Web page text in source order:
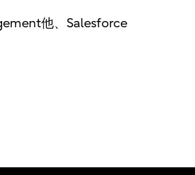
他、Salesforce